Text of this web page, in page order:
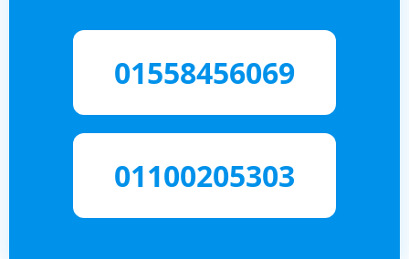
01558456069
01100205303